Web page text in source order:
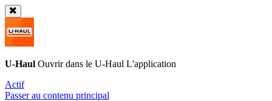
U-Haul Ouvrir dans le U-Haul L'application
Actif
Passer au contenu principal